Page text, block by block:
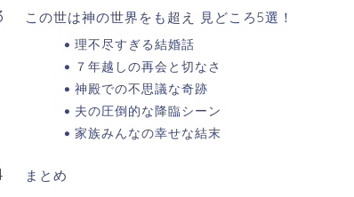
この世は神の世界をも超え 見どころ5選！
理不尽すぎる結婚話
７年越しの再会と切なさ
神殿での不思議な奇跡
夫の圧倒的な降臨シーン
家族みんなの幸せな結末
まとめ